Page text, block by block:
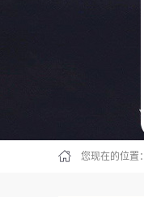
您现在的位置：